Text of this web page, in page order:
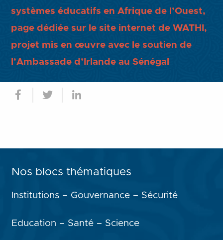
systèmes éducatifs en Afrique de l’Ouest,
page dédiée sur le site internet de WATHI,
projet mis en œuvre avec le soutien de
l’Ambassade d’Irlande au Sénégal
Nos blocs thématiques
Institutions – Gouvernance – Sécurité
Education – Santé – Science